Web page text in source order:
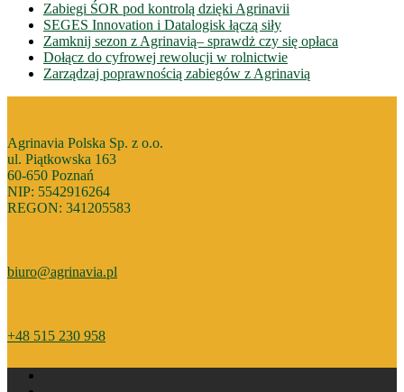
Zabiegi ŚOR pod kontrolą dzięki Agrinavii
SEGES Innovation i Datalogisk łączą siły
Zamknij sezon z Agrinavią– sprawdż czy się opłaca
Dołącz do cyfrowej rewolucji w rolnictwie
Zarządzaj poprawnością zabiegów z Agrinavią
Agrinavia Polska Sp. z o.o.
ul. Piątkowska 163
60-650 Poznań
NIP: 5542916264
REGON: 341205583
biuro@agrinavia.pl
+48 515 230 958